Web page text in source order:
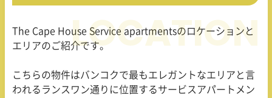
The Cape House Service apartmentsのロケーションと
エリアのご紹介です。
こちらの物件はバンコクで最もエレガントなエリアと言
われるランスワン通りに位置するサービスアパートメン